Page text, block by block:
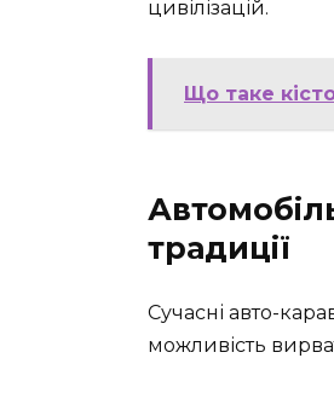
цивілізацій.
Що таке
традиції
Сучасні авто-
можливість